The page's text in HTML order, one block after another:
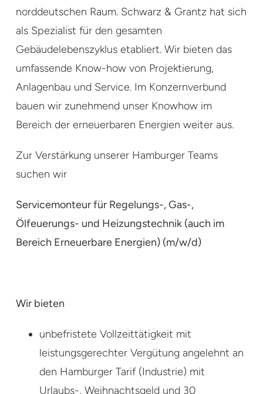
norddeutschen Raum. Schwarz & Grantz hat sich
als Spezialist für den gesamten
Gebäudelebenszyklus etabliert. Wir bieten das
umfassende Know-how von Projektierung,
Anlagenbau und Service. Im Konzernverbund
bauen wir zunehmend unser Knowhow im
Bereich der erneuerbaren Energien weiter aus.
Zur Verstärkung unserer Hamburger Teams
suchen wir
Servicemonteur für Regelungs-, Gas-,
Ölfeuerungs- und Heizungstechnik (auch im
Bereich Erneuerbare Energien) (m/w/d)
Wir bieten
unbefristete Vollzeittätigkeit mit
leistungsgerechter Vergütung angelehnt an
den Hamburger Tarif (Industrie) mit
Urlaubs-, Weihnachtsgeld und 30